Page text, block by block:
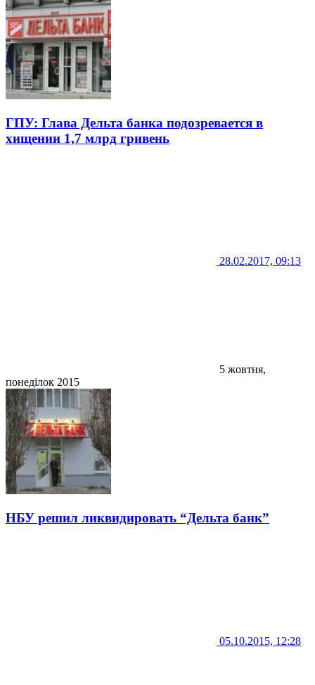
ГПУ: Глава Дельта банка подозревается в
хищении 1,7 млрд гривень
28.02.2017, 09:13
5 жовтня,
понеділок 2015
НБУ решил ликвидировать “Дельта банк”
05.10.2015, 12:28